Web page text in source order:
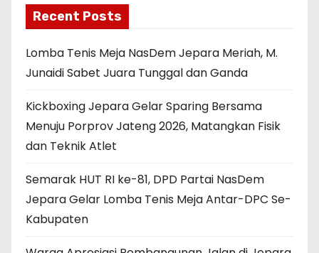
Recent Posts
Lomba Tenis Meja NasDem Jepara Meriah, M.
Junaidi Sabet Juara Tunggal dan Ganda
Kickboxing Jepara Gelar Sparing Bersama
Menuju Porprov Jateng 2026, Matangkan Fisik
dan Teknik Atlet
Semarak HUT RI ke-81, DPD Partai NasDem
Jepara Gelar Lomba Tenis Meja Antar-DPC Se-
Kabupaten